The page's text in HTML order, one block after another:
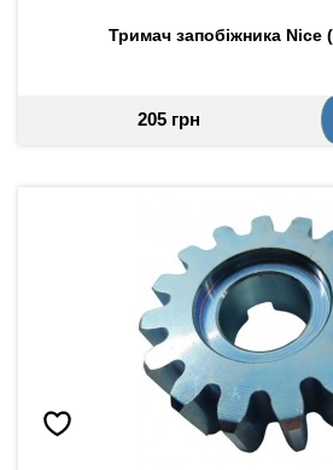
Тримач запобіжника Nice
205 грн